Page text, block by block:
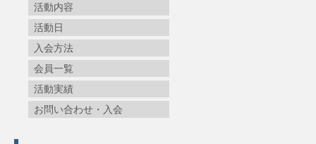
活動内容
活動日
入会方法
会員一覧
活動実績
お問い合わせ・入会